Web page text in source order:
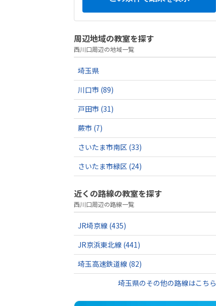
周辺地域の教室を探す
西川口周辺の地域一覧
埼玉県
川口市 (89)
戸田市 (31)
蕨市 (7)
さいたま市南区 (33)
さいたま市緑区 (24)
近くの路線の教室を探す
西川口周辺の路線一覧
JR埼京線 (435)
JR京浜東北線 (441)
埼玉高速鉄道線 (82)
埼玉県のその他の路線はこちら